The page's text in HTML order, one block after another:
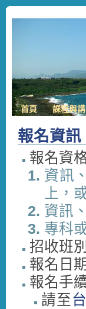
首頁 課程與
報名資訊
報名資
資訊
上，
資訊
專科
招收班
報名日
報名手
請至